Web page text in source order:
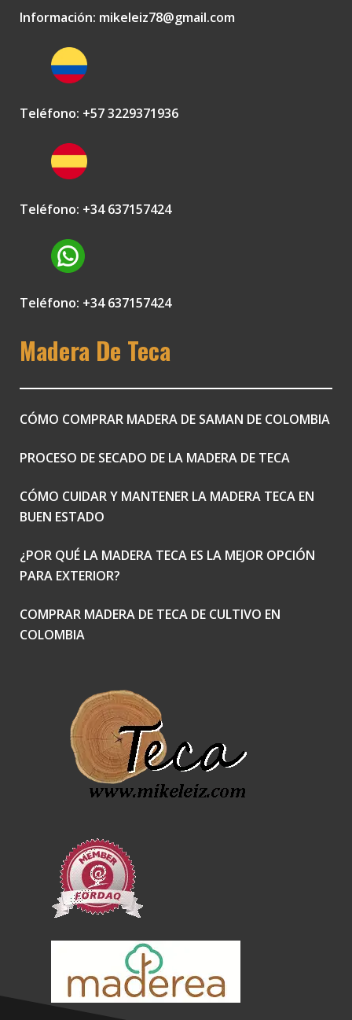
Información: mikeleiz78@gmail.com
Teléfono: +57 3229371936
Teléfono: +34 637157424
Teléfono: +34 637157424
Madera De Teca
CÓMO COMPRAR MADERA DE SAMAN DE COLOMBIA
PROCESO DE SECADO DE LA MADERA DE TECA
CÓMO CUIDAR Y MANTENER LA MADERA TECA EN
BUEN ESTADO
¿POR QUÉ LA MADERA TECA ES LA MEJOR OPCIÓN
PARA EXTERIOR?
COMPRAR MADERA DE TECA DE CULTIVO EN
COLOMBIA